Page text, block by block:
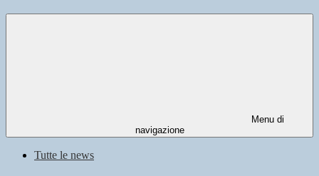
Menu di
navigazione
Tutte le news